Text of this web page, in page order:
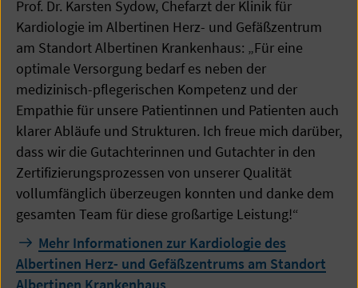
Prof. Dr. Karsten Sydow, Chefarzt der Klinik für
Kardiologie im Albertinen Herz- und Gefäßzentrum
am Standort Albertinen Krankenhaus: „Für eine
optimale Versorgung bedarf es neben der
medizinisch-pflegerischen Kompetenz und der
Empathie für unsere Patientinnen und Patienten auch
klarer Abläufe und Strukturen. Ich freue mich darüber,
dass wir die Gutachterinnen und Gutachter in den
Zertifizierungsprozessen von unserer Qualität
vollumfänglich überzeugen konnten und danke dem
gesamten Team für diese großartige Leistung!“
Mehr Informationen zur Kardiologie des
Albertinen Herz- und Gefäßzentrums am Standort